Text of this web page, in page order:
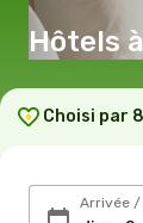
Choisi par
Arrivée /